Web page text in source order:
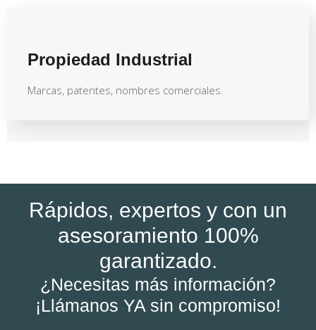
Propiedad Industrial
Marcas, patentes, nombres comerciales.
Rápidos, expertos y con un
asesoramiento 100%
garantizado.
¿Necesitas más información?
¡Llámanos YA sin compromiso!